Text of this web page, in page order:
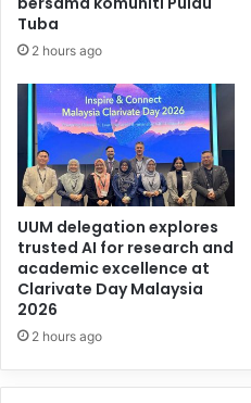
Tuba
2 hours ago
UUM delegation explores
trusted AI for research and
academic excellence at
Clarivate Day Malaysia
2026
2 hours ago